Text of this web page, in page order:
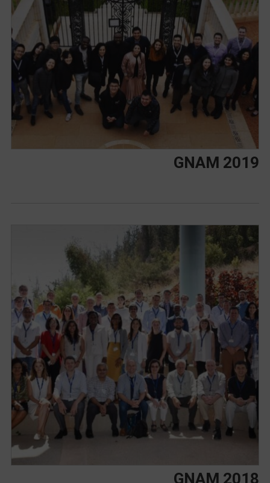
GNAM 2019